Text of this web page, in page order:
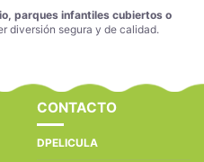
parques infantiles cubiertos o
diversión segura y de calidad.
CONTACTO
DPELICULA